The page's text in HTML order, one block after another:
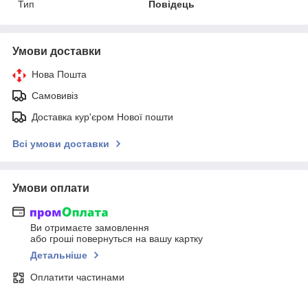
Тип
Повідець
Умови доставки
Нова Пошта
Самовивіз
Доставка кур'єром Нової пошти
Всі умови доставки
Умови оплати
Ви отримаєте замовлення
або гроші повернуться на вашу картку
Детальніше
Оплатити частинами